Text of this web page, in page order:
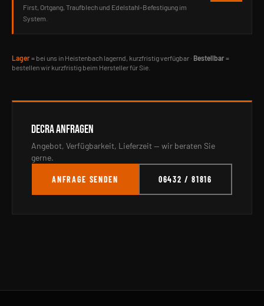
First, Ortgang, Traufblech und Edelstahl-Befestigung im
System.
Lager= bei uns in Heistenbach lagernd, kurzfristig verfügbar · Bestellbar=
bestellen wir kurzfristig beim Hersteller für Sie.
DECRA ANFRAGEN
Angebot, Verfügbarkeit, Lieferzeit — wir beraten Sie
gerne.
ANFRAGE SENDEN 06432 / 81816